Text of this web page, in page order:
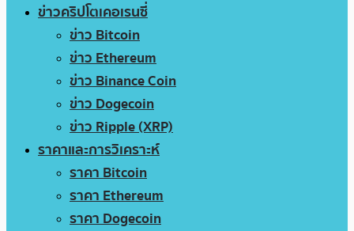
ข่าวคริปโตเคอเรนซี่
ข่าว Bitcoin
ข่าว Ethereum
ข่าว Binance Coin
ข่าว Dogecoin
ข่าว Ripple (XRP)
ราคาและการวิเคราะห์
ราคา Bitcoin
ราคา Ethereum
ราคา Dogecoin